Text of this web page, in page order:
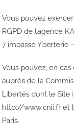
Vous pouvez
RGPD de l’agence
7 impasse Yberterie
Vous pouvez, en
auprès de la
Libertés dont le Site
http://www.cnil.fr et
Paris.